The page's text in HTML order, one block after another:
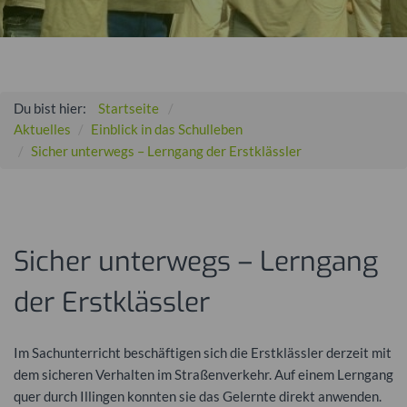
Du bist hier:
Startseite
Aktuelles
Einblick in das Schulleben
Sicher unterwegs – Lerngang der Erstklässler
Sicher unterwegs – Lerngang
der Erstklässler
Im Sachunterricht beschäftigen sich die Erstklässler derzeit mit
dem sicheren Verhalten im Straßenverkehr. Auf einem Lerngang
quer durch Illingen konnten sie das Gelernte direkt anwenden.